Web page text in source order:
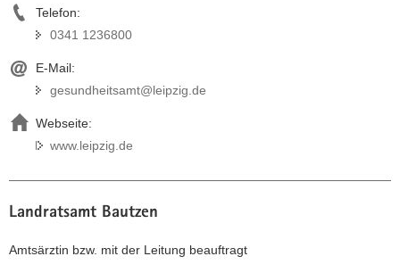
Telefon:
0341 1236800
E-Mail:
gesundheitsamt@leipzig.de
Webseite:
www.leipzig.de
Landratsamt Bautzen
Amtsärztin bzw. mit der Leitung beauftragt